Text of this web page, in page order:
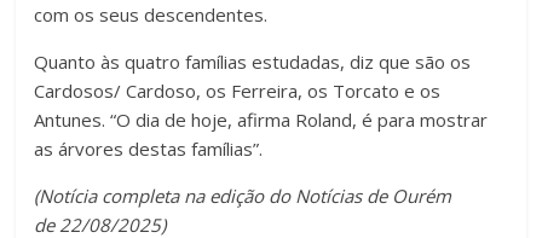
com os seus descendentes.
Quanto às quatro famílias estudadas, diz que são os
Cardosos/ Cardoso, os Ferreira, os Torcato e os
Antunes. “O dia de hoje, afirma Roland, é para mostrar
as árvores destas famílias”.
(Notícia completa na edição do Notícias de Ourém
de 22/08/2025)